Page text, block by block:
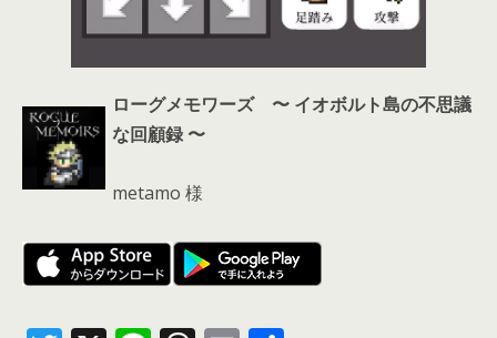
ローグメモワーズ 〜 イオボルト島の不思議
な回顧録 〜
metamo 様